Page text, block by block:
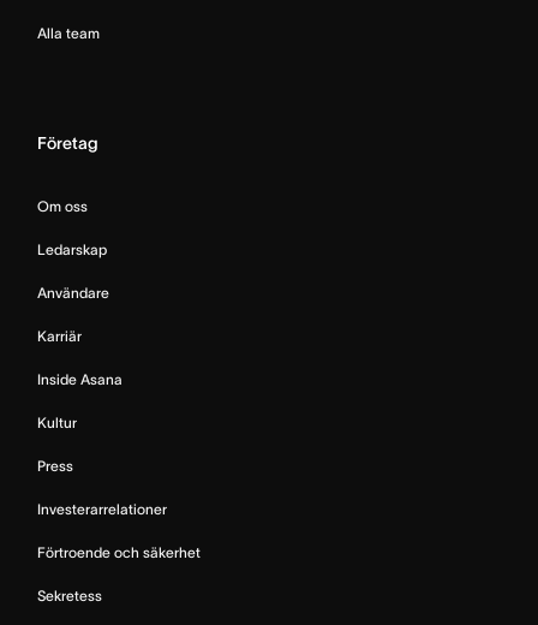
Alla team
Företag
Om oss
Ledarskap
Användare
Karriär
Inside Asana
Kultur
Press
Investerarrelationer
Förtroende och säkerhet
Sekretess